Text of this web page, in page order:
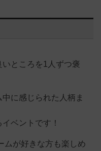
ところを1人ずつ褒
に感じられた人柄ま
ベントです！
ムが好きな方も楽しめ